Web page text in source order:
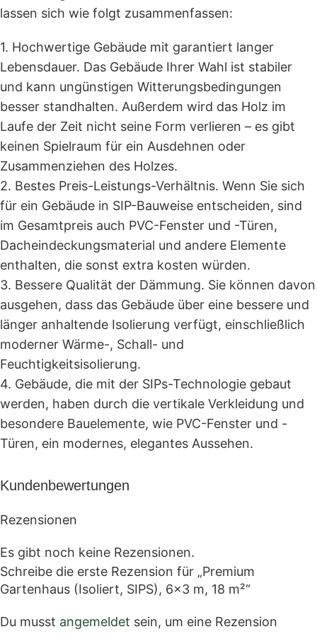
Außenmaß: 600 × 300 cm
Grundfläche: 18 m²
Raumanzahl: 1
Mindesthöhe der Wände: 235 cm
Firsthöhe: 249 cm
Wandstärke: 124 mm SIP
Dachstärke: 174 mm SIP
Bodenisolierung: 100 mm XPS
Baumaterial: SIP (Strukturelle Isolierplatten)
Dach: 174 mm SIP mit Holzverkleidung innen und
außen
Fenster: 2 × 200 × 195 cm, 1 × 100 × 110 cm
Tür: PVC 200 × 195 cm
Ihre Vorteile auf einen Blick
✔ 18 m² Nutzfläche
✔ Hochmoderne SIPS-Technologie
✔ 124 mm Wandstärke
✔ 174 mm Dachstärke
✔ PVC-Fenster und Außentür in Anthrazit
lassen sich wie folgt zusammenfassen:
1. Hochwertige Gebäude mit garantiert langer
Lebensdauer. Das Gebäude Ihrer Wahl ist stabiler
und kann ungünstigen Witterungsbedingungen
besser standhalten. Außerdem wird das Holz im
Laufe der Zeit nicht seine Form verlieren – es gibt
keinen Spielraum für ein Ausdehnen oder
Zusammenziehen des Holzes.
2. Bestes Preis-Leistungs-Verhältnis. Wenn Sie sich
für ein Gebäude in SIP-Bauweise entscheiden, sind
im Gesamtpreis auch PVC-Fenster und -Türen,
Dacheindeckungsmaterial und andere Elemente
enthalten, die sonst extra kosten würden.
3. Bessere Qualität der Dämmung. Sie können davon
ausgehen, dass das Gebäude über eine bessere und
länger anhaltende Isolierung verfügt, einschließlich
moderner Wärme-, Schall- und
Feuchtigkeitsisolierung.
4. Gebäude, die mit der SIPs-Technologie gebaut
werden, haben durch die vertikale Verkleidung und
besondere Bauelemente, wie PVC-Fenster und -
Türen, ein modernes, elegantes Aussehen.
Kundenbewertungen
Rezensionen
Es gibt noch keine Rezensionen.
Schreibe die erste Rezension für „Premium
Gartenhaus (Isoliert, SIPS), 6×3 m, 18 m²“
Du musst angemeldet sein, um eine Rezension